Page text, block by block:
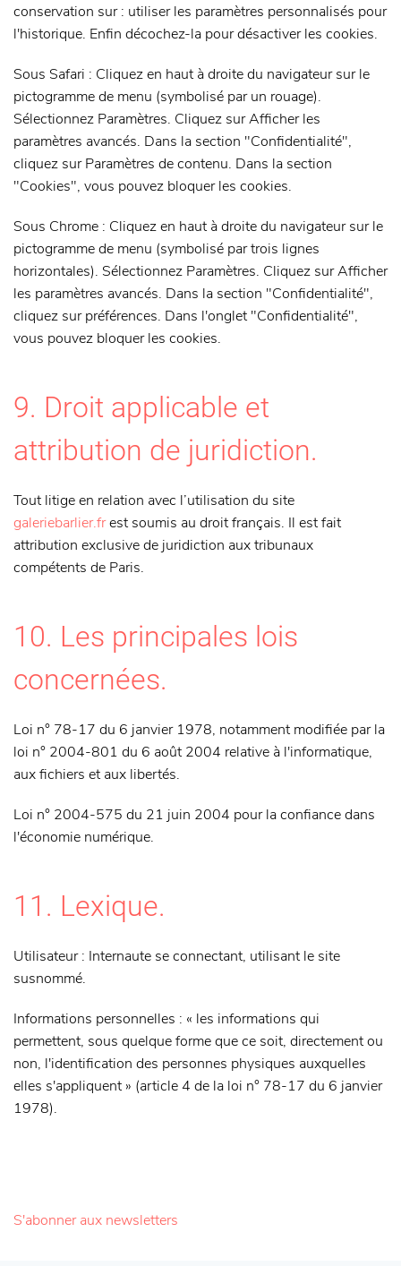
conservation sur : utiliser les paramètres personnalisés pour
l'historique. Enfin décochez-la pour désactiver les cookies.
Sous Safari : Cliquez en haut à droite du navigateur sur le
pictogramme de menu (symbolisé par un rouage).
Sélectionnez Paramètres. Cliquez sur Afficher les
paramètres avancés. Dans la section "Confidentialité",
cliquez sur Paramètres de contenu. Dans la section
"Cookies", vous pouvez bloquer les cookies.
Sous Chrome : Cliquez en haut à droite du navigateur sur le
pictogramme de menu (symbolisé par trois lignes
horizontales). Sélectionnez Paramètres. Cliquez sur Afficher
les paramètres avancés. Dans la section "Confidentialité",
cliquez sur préférences. Dans l'onglet "Confidentialité",
vous pouvez bloquer les cookies.
9. Droit applicable et
attribution de juridiction.
Tout litige en relation avec l’utilisation du site
galeriebarlier.frest soumis au droit français. Il est fait
attribution exclusive de juridiction aux tribunaux
compétents de Paris.
10. Les principales lois
concernées.
Loi n° 78-17 du 6 janvier 1978, notamment modifiée par la
loi n° 2004-801 du 6 août 2004 relative à l'informatique,
aux fichiers et aux libertés.
Loi n° 2004-575 du 21 juin 2004 pour la confiance dans
l'économie numérique.
11. Lexique.
Utilisateur : Internaute se connectant, utilisant le site
susnommé.
Informations personnelles : « les informations qui
permettent, sous quelque forme que ce soit, directement ou
non, l'identification des personnes physiques auxquelles
elles s'appliquent » (article 4 de la loi n° 78-17 du 6 janvier
1978).
S'abonner aux newsletters